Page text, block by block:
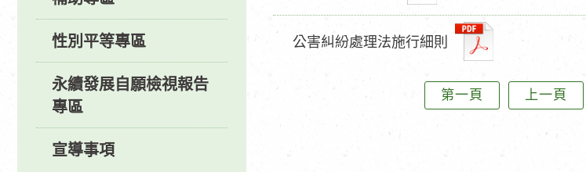
性別平等專區
永續發展自願檢視報告
專區
宣導事項
公害糾紛處理法施行細則
第一頁 上一頁